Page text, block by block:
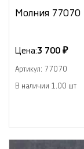
Молния 77070
Цена:3 700 ₽
Артикул: 77070
В наличии 1.00 шт